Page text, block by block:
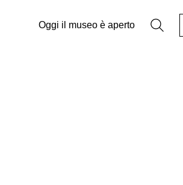
Oggi il museo è aperto Ricerca